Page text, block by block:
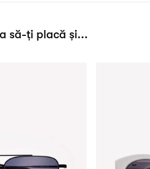
să-ți placă și...